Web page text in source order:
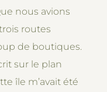
nous avions
routes
de boutiques.
sur le plan
île m’avait été